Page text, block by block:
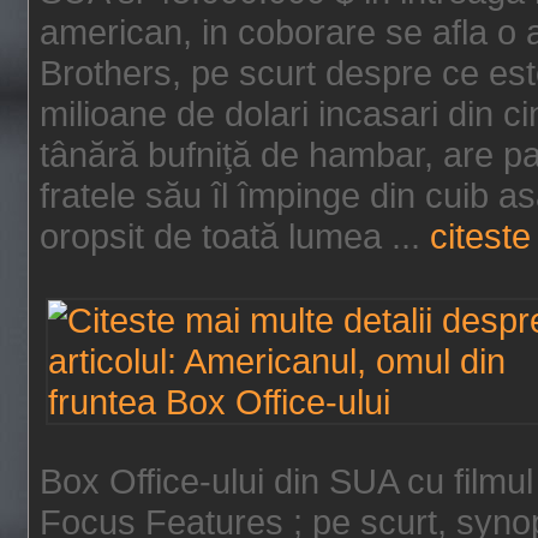
american, in coborare se afla o
Brothers, pe scurt despre ce
milioane de dolari incasari din
tânără bufniţă de hambar, are
fratele său îl împinge din cuib
oropsit de toată lumea ...
Box Office-ului din SUA cu
Focus Features ; pe scurt,